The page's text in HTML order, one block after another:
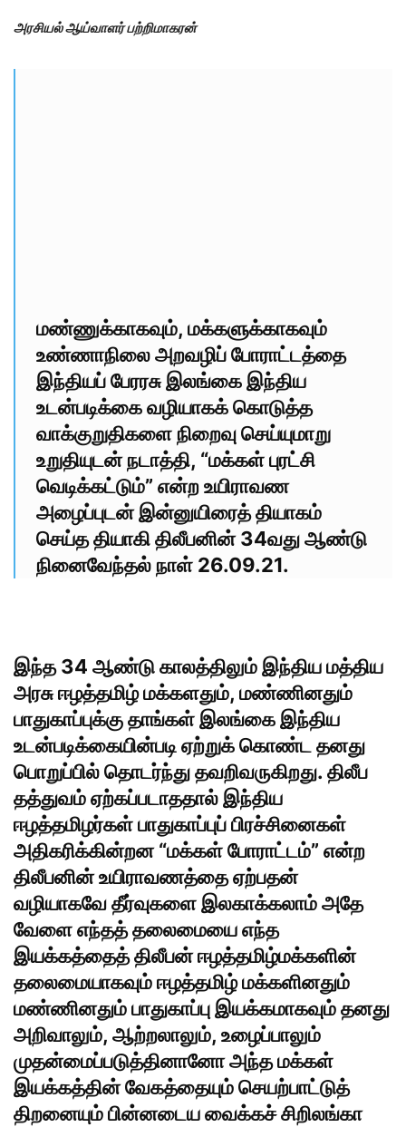
அரசியல் ஆய்வாளர் பற்றிமாகரன்
மண்ணுக்காகவும், மக்களுக்காகவும்
உண்ணாநிலை அறவழிப் போராட்டத்தை
இந்தியப் பேரரசு இலங்கை இந்திய
உடன்படிக்கை வழியாகக் கொடுத்த
வாக்குறுதிகளை நிறைவு செய்யுமாறு
உறுதியுடன் நடாத்தி, “மக்கள் புரட்சி
வெடிக்கட்டும்” என்ற உயிராவண
அழைப்புடன் இன்னுயிரைத் தியாகம்
செய்த தியாகி திலீபனின் 34வது ஆண்டு
நினைவேந்தல் நாள் 26.09.21.
இந்த 34 ஆண்டு காலத்திலும் இந்திய மத்திய
அரசு ஈழத்தமிழ் மக்களதும், மண்ணினதும்
பாதுகாப்புக்கு தாங்கள்இலங்கை இந்திய
உடன்படிக்கையின்படி ஏற்றுக் கொண்ட தனது
பொறுப்பில் தொடர்ந்து தவறிவருகிறது. திலீப
தத்துவம் ஏற்கப்படாததால் இந்திய
ஈழத்தமிழர்கள் பாதுகாப்புப் பிரச்சினைகள்
அதிகரிக்கின்றன “மக்கள் போராட்டம்” என்ற
திலீபனின் உயிராவணத்தை ஏற்பதன்
வழியாகவே தீர்வுகளை இலகாக்கலாம் அதே
வேளை எந்தத் தலைமையை எந்த
இயக்கத்தைத் திலீபன் ஈழத்தமிழ்மக்களின்
தலைமையாகவும் ஈழத்தமிழ் மக்களினதும்
மண்ணினதும் பாதுகாப்பு இயக்கமாகவும் தனது
அறிவாலும், ஆற்றலாலும், உழைப்பாலும்
முதன்மைப்படுத்தினானோ அந்த மக்கள்
இயக்கத்தின் வேகத்தையும் செயற்பாட்டுத்
திறனையும் பின்னடைய வைக்கச் சிறிலங்கா